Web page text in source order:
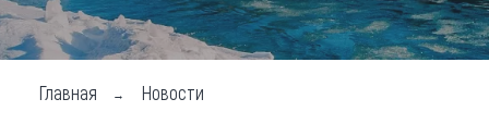
Где побывать
Чем заняться
Главная Новости